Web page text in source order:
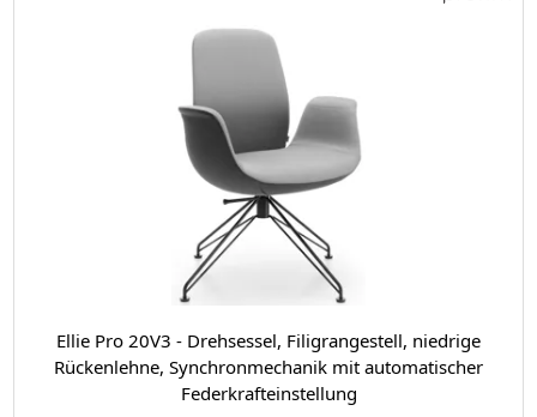
Ellie Pro 20V3 - Drehsessel, Filigrangestell, niedrige
Rückenlehne, Synchronmechanik mit automatischer
Federkrafteinstellung